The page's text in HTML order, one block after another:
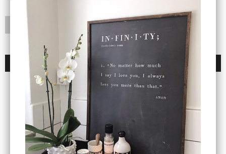
LÄGG I ÖNSKELISTA
DU KANSKE OCKSÅ ÄR INTRESSERAD AV
ENDAST 1 ST KVAR I LAGER